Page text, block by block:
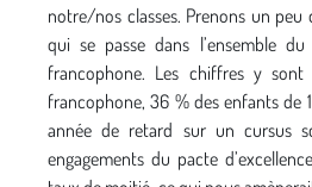
notre/nos classes. Prenons un
qui se passe dans l’ensemble
francophone. Les chiffres y
francophone, 36 % des enfants de
année de retard sur un cursus
engagements du pacte